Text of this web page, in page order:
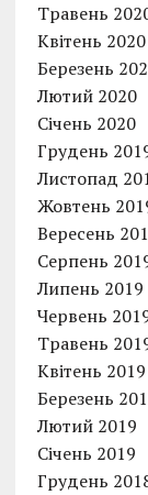
Травень
Квітень 2020
Березень
Лютий 2020
Січень 2020
Грудень
Листопад
Жовтень
Вересень
Серпень
Липень 2019
Червень
Травень
Квітень 2019
Березень
Лютий 2019
Січень 2019
Грудень